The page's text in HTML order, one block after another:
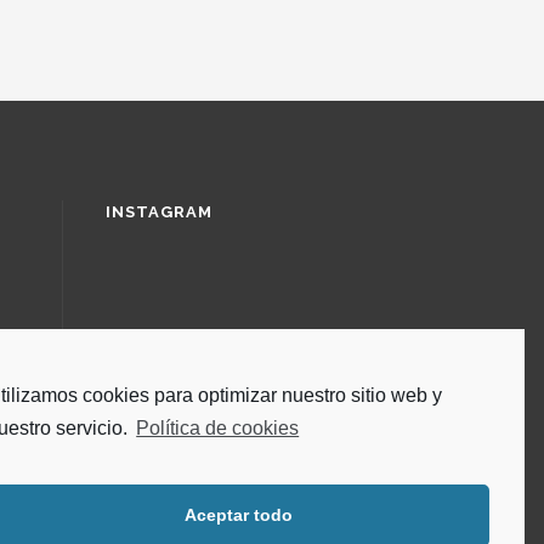
cookies para optimizar nuestro sitio web y
servicio. Política de cookies
Aceptar todo
INSTAGRAM